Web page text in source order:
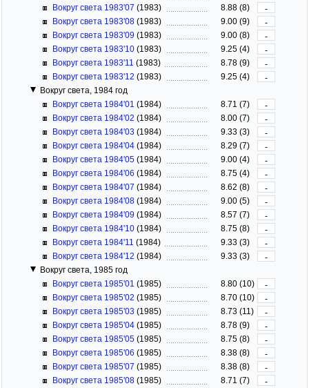
Вокруг света 1983'07 (1983) 8.88 (8)
-
Вокруг света 1983'08 (1983) 9.00 (9)
-
Вокруг света 1983'09 (1983) 9.00 (8)
-
Вокруг света 1983'10 (1983) 9.25 (4)
-
Вокруг света 1983'11 (1983) 8.78 (9)
-
Вокруг света 1983'12 (1983) 9.25 (4)
-
Вокруг света, 1984 год
Вокруг света 1984'01 (1984) 8.71 (7)
-
Вокруг света 1984'02 (1984) 8.00 (7)
-
Вокруг света 1984'03 (1984) 9.33 (3)
-
Вокруг света 1984'04 (1984) 8.29 (7)
-
Вокруг света 1984'05 (1984) 9.00 (4)
-
Вокруг света 1984'06 (1984) 8.75 (4)
-
Вокруг света 1984'07 (1984) 8.62 (8)
-
Вокруг света 1984'08 (1984) 9.00 (5)
-
Вокруг света 1984'09 (1984) 8.57 (7)
-
Вокруг света 1984'10 (1984) 8.75 (8)
-
Вокруг света 1984'11 (1984) 9.33 (3)
-
Вокруг света 1984'12 (1984) 9.33 (3)
-
Вокруг света, 1985 год
Вокруг света 1985'01 (1985) 8.80 (10)
-
Вокруг света 1985'02 (1985) 8.70 (10)
-
Вокруг света 1985'03 (1985) 8.73 (11)
-
Вокруг света 1985'04 (1985) 8.78 (9)
-
Вокруг света 1985'05 (1985) 8.75 (8)
-
Вокруг света 1985'06 (1985) 8.38 (8)
-
Вокруг света 1985'07 (1985) 8.38 (8)
-
Вокруг света 1985'08 (1985) 8.71 (7)
-